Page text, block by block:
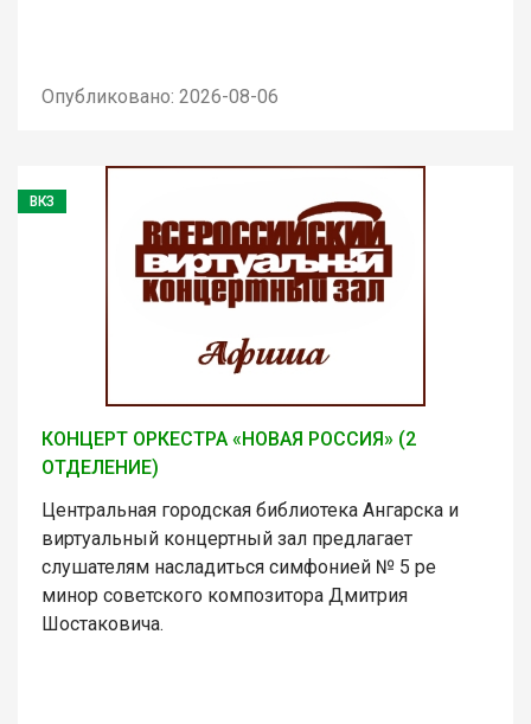
Опубликовано: 2026-08-06
ВКЗ
КОНЦЕРТ ОРКЕСТРА «НОВАЯ РОССИЯ» (2
ОТДЕЛЕНИЕ)
Центральная городская библиотека Ангарска и
виртуальный концертный зал предлагает
слушателям насладиться симфонией № 5 ре
минор советского композитора Дмитрия
Шостаковича.